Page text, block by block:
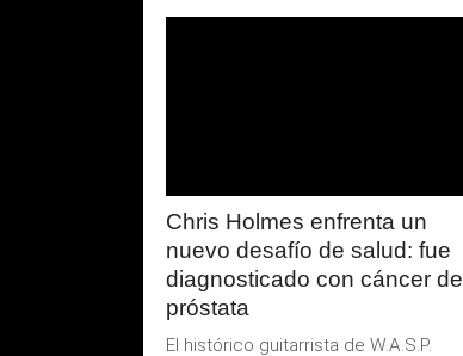
Chris Holmes enfrenta un
nuevo desafío de salud: fue
diagnosticado con cáncer de
próstata
El histórico guitarrista de W.A.S.P.